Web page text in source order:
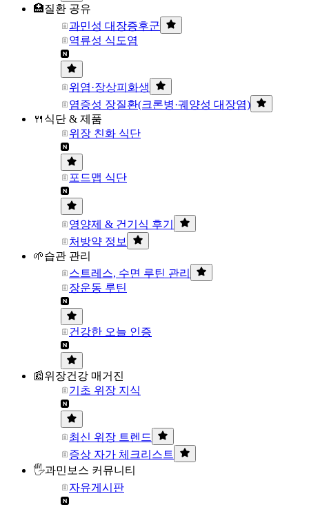
🏥질환 공유
과민성 대장증후군
역류성 식도염
위염·장상피화생
염증성 장질환(크론병·궤양성 대장염)
🍴식단 & 제품
위장 친화 식단
포드맵 식단
영양제 & 건기식 후기
처방약 정보
🌱습관 관리
스트레스, 수면 루틴 관리
장운동 루틴
건강한 오늘 인증
📰위장건강 매거진
기초 위장 지식
최신 위장 트렌드
증상 자가 체크리스트
🖐과민보스 커뮤니티
자유게시판